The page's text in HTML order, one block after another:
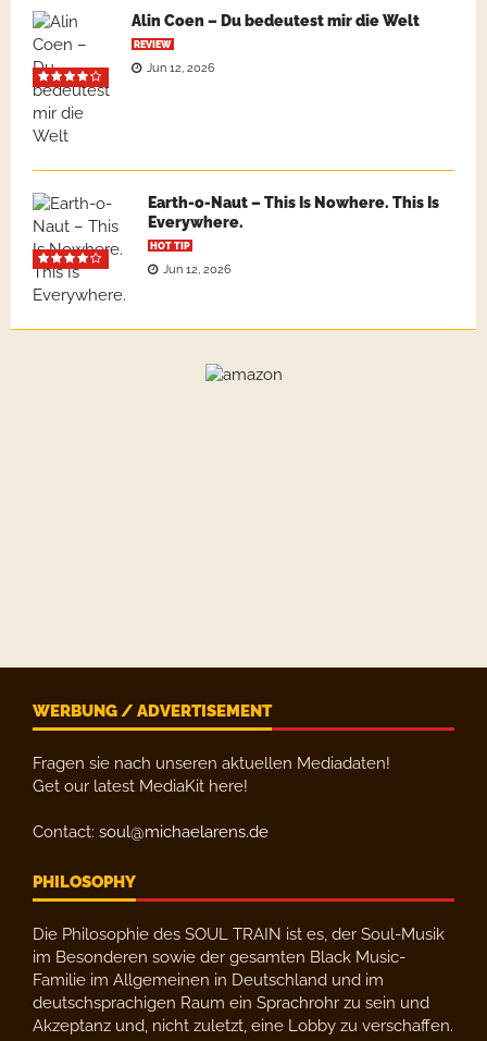
Alin Coen – Du bedeutest mir die Welt
REVIEW
Jun 12, 2026
Earth-o-Naut – This Is Nowhere. This Is
Everywhere.
HOT TIP
Jun 12, 2026
WERBUNG / ADVERTISEMENT
Fragen sie nach unseren aktuellen Mediadaten!
Get our latest MediaKit here!
Contact: soul@michaelarens.de
PHILOSOPHY
Die Philosophie des SOUL TRAIN ist es, der Soul-Musik
im Besonderen sowie der gesamten Black Music-
Familie im Allgemeinen in Deutschland und im
deutschsprachigen Raum ein Sprachrohr zu sein und
Akzeptanz und, nicht zuletzt, eine Lobby zu verschaffen.